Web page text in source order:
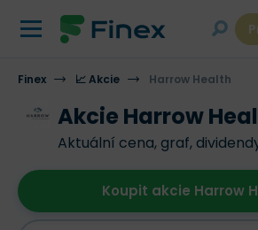
Finex 📈 Akcie Harrow Health
Akcie Harrow
Aktuální cena, graf,
Koupit akcie Harrow